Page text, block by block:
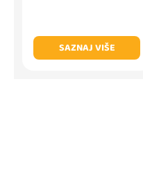
SAZNAJ VIŠE